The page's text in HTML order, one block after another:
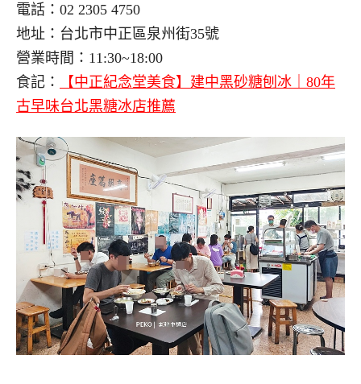
電話：02 2305 4750
地址：台北市中正區泉州街35號
營業時間：11:30~18:00
食記：
【中正紀念堂美食】建中黑砂糖刨冰｜80年
古早味台北黑糖冰店推薦